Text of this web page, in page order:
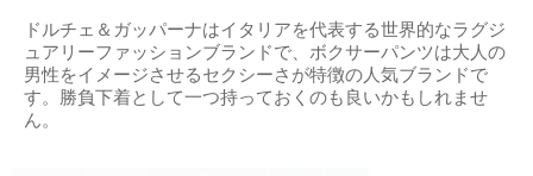
ドルチェ＆ガッパーナはイタリアを代表する世界的なラグジ
ュアリーファッションブランドで、ボクサーパンツは大人の
男性をイメージさせるセクシーさが特徴の人気ブランドで
す。勝負下着として一つ持っておくのも良いかもしれませ
ん。